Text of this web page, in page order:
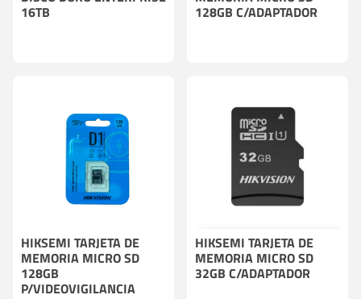
16TB 128GB C/ADAPTADOR
HIKSEMI TARJETA DE
MEMORIA MICRO SD
128GB
P/VIDEOVIGILANCIA
COMPRA CON CÁMARA O GRABADOR
HIKSEMI TARJETA DE
MEMORIA MICRO SD
32GB C/ADAPTADOR